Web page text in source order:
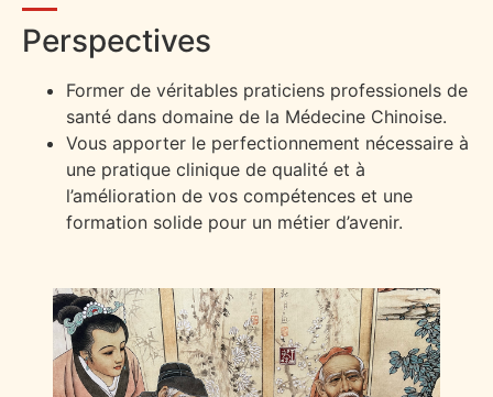
Perspectives
Former de véritables praticiens professionels de
santé dans domaine de la Médecine Chinoise.
Vous apporter le perfectionnement nécessaire à
une pratique clinique de qualité et à
l’amélioration de vos compétences et une
formation solide pour un métier d’avenir.